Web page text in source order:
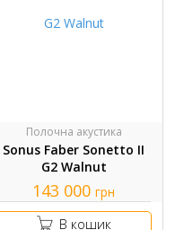
Полочна акустика
Sonus Faber Sonetto II
G2 Walnut
143 000 грн
В кошик